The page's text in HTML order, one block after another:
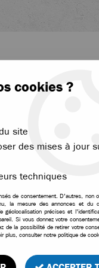
les débutants que
cookies ?
site
des mises à jour
techniques
de consentement. D'autres, non
la mesure des annonces et du
géolocalisation précises et
Si vous donnez votre
de la possibilité de retirer votre
plus, consulter notre politique de